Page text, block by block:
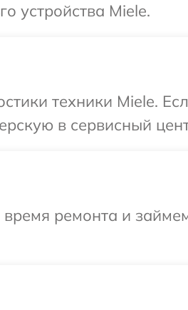
устройства Miele.
техники Miele.
в сервисный
ремонта и